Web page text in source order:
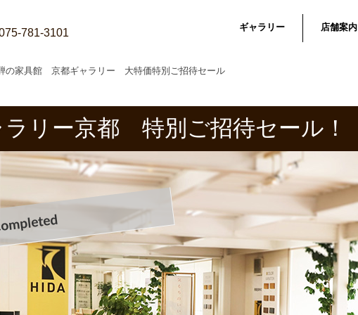
781-3101 ギャラリー 店舗案内
の家具館 京都ギャラリー 大特価特別ご招待セール
ラリー京都 特別ご招待セール！